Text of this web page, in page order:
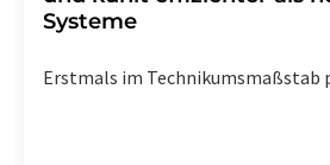
Systeme
Erstmals im Technikumsmaßstab